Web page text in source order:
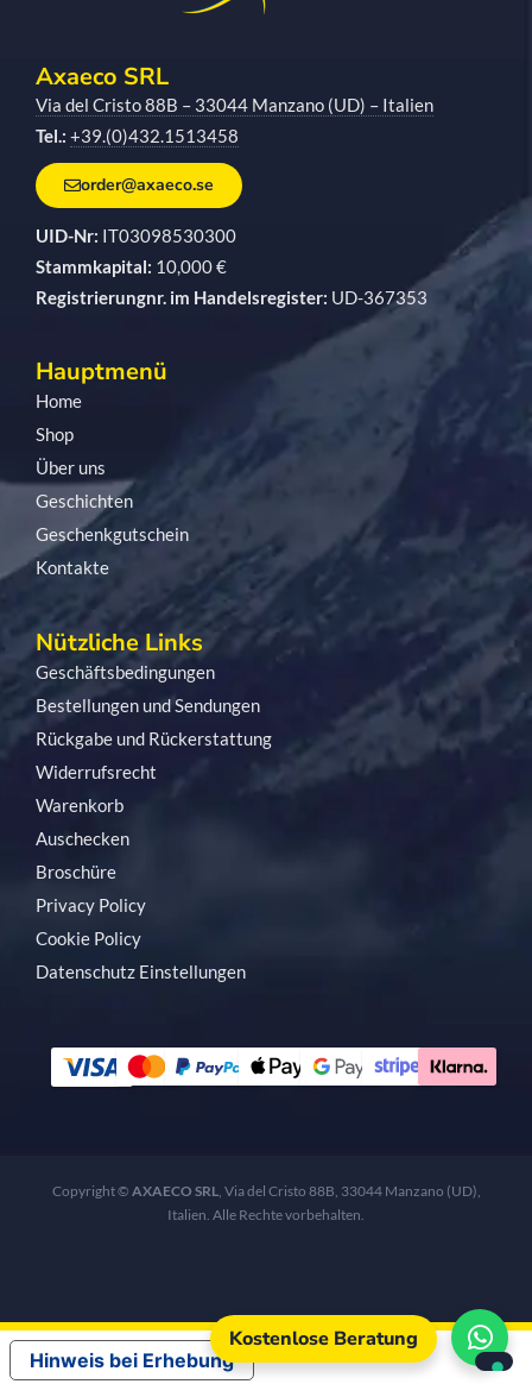
Axaeco SRL
Via del Cristo 88B – 33044 Manzano (UD) – Italien
Tel.: +39.(0)432.1513458
order@axaeco.se
UID-Nr: IT03098530300
Stammkapital: 10,000 €
Registrierungnr. im Handelsregister: UD-367353
Hauptmenü
Home
Shop
Über uns
Geschichten
Geschenkgutschein
Kontakte
Nützliche Links
Geschäftsbedingungen
Bestellungen und Sendungen
Rückgabe und Rückerstattung
Widerrufsrecht
Warenkorb
Auschecken
Broschüre
Privacy Policy
Cookie Policy
Datenschutz Einstellungen
Copyright © AXAECO SRL, Via del Cristo 88B, 33044 Manzano (UD),
Italien. Alle Rechte vorbehalten.
Kostenlose Beratung
Hinweis bei Erhebung